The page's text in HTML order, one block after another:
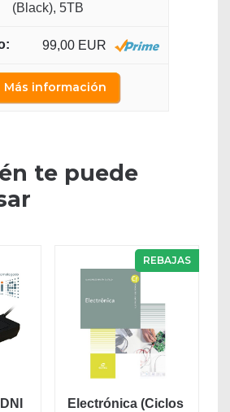
(Black), 5TB
99,00 EUR
Más información
te puede
REBAJAS
Electrónica (Ciclos